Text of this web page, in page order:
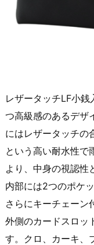
レザータッチLF小
つ高級感のあるデザ
にはレザータッチの
という高い耐水性で
より、中身の視認性
内部には2つのポケ
さらにキーチェーン
外側のカードスロッ
す。クロ、カーキ、